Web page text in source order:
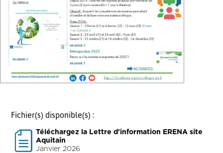
Fichier(s) disponible(s) :
Téléchargez la Lettre d'information ERENA site
Aquitain
Janvier 2026